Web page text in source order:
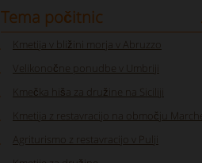
Tema počitnic
Kmetija v bližini morja v Abruzzo
Velikonočne ponudbe v Umbriji
Kmečka hiša za družine na Siciliji
Kmetija z restavracijo na območju Marche
Agriturismo z restavracijo v Pulji